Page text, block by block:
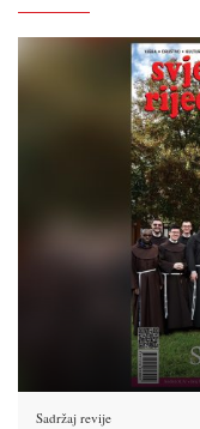
Sadržaj revije